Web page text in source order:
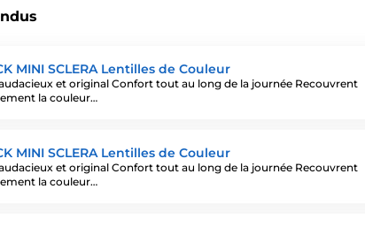
MINI SCLERA Lentilles de Couleur
et original Confort tout au long de la journée Recouvrent
la couleur…
MINI SCLERA Lentilles de Couleur
et original Confort tout au long de la journée Recouvrent
la couleur…